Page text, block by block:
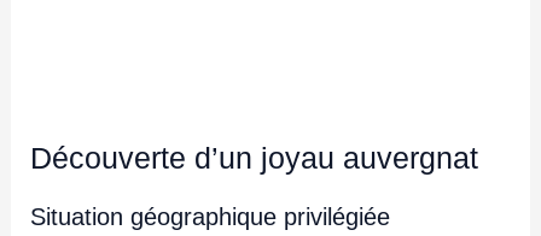
Découverte d’un joyau auvergnat
Situation géographique privilégiée